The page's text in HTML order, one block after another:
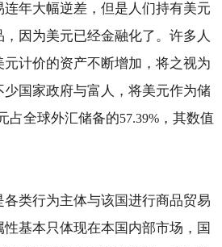
年大幅逆差，但是人们持有美元
因为美元已经金融化了。许多人
计价的资产不断增加，将之视为
国家政府与富人，将美元作为储
占全球外汇储备的57.39%，其数值
类行为主体与该国进行商品贸易
基本只体现在本国内部市场，国